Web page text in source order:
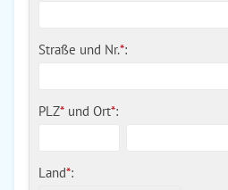
Straße und Nr.*:
PLZ* und Ort*:
Land*: